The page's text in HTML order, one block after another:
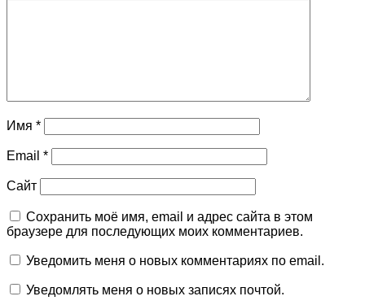
Имя *
Email *
Сайт
Сохранить моё имя, email и адрес сайта в этом
браузере для последующих моих комментариев.
Уведомить меня о новых комментариях по email.
Уведомлять меня о новых записях почтой.